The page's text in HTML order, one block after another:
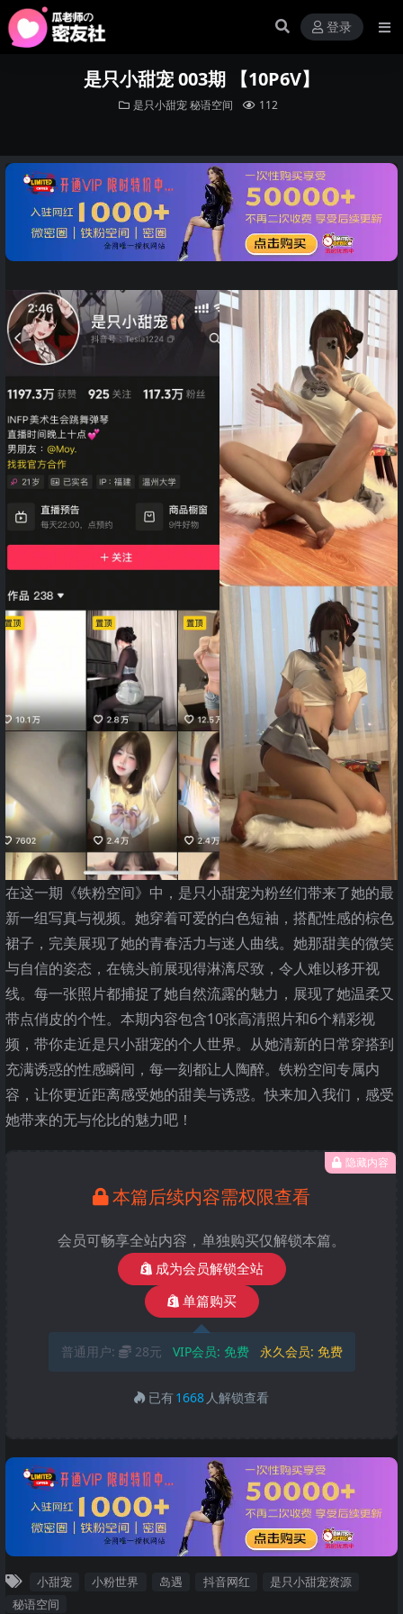
登录
是只小甜宠 003期 【10P6V】
是只小甜宠 秘语空间 112
在这一期《铁粉空间》中，是只小甜宠为粉丝们带来了她的最
新一组写真与视频。她穿着可爱的白色短袖，搭配性感的棕色
裙子，完美展现了她的青春活力与迷人曲线。她那甜美的微笑
与自信的姿态，在镜头前展现得淋漓尽致，令人难以移开视
线。每一张照片都捕捉了她自然流露的魅力，展现了她温柔又
带点俏皮的个性。本期内容包含10张高清照片和6个精彩视
频，带你走近是只小甜宠的个人世界。从她清新的日常穿搭到
充满诱惑的性感瞬间，每一刻都让人陶醉。铁粉空间专属内
容，让你更近距离感受她的甜美与诱惑。快来加入我们，感受
她带来的无与伦比的魅力吧！
隐藏内容
本篇后续内容需权限查看
会员可畅享全站内容，单独购买仅解锁本篇。
成为会员解锁全站
单篇购买
普通用户: 28元 VIP会员: 免费 永久会员: 免费
已有1668 人解锁查看
小甜宠 小粉世界 岛遇 抖音网红
是只小甜宠资源
秘语空间